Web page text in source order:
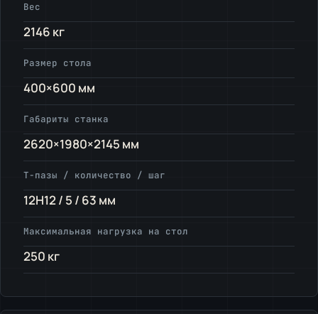
Вес
2146 кг
Размер стола
400×600 мм
Габариты станка
2620×1980×2145 мм
Т-пазы / количество / шаг
12H12 / 5 / 63 мм
Максимальная нагрузка на стол
250 кг